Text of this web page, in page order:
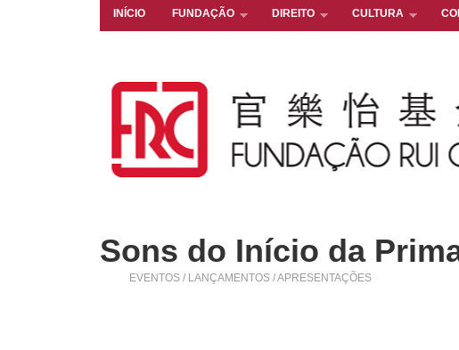
INÍCIO FUNDAÇÃO DIREITO CULTURA
Sons do Início da
EVENTOS / LANÇAMENTOS / APRESENTAÇÕES